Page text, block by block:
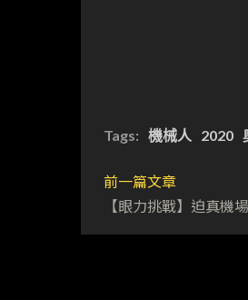
Tags: 機械人 2020
前一篇文章
【眼力挑戰】迫真機